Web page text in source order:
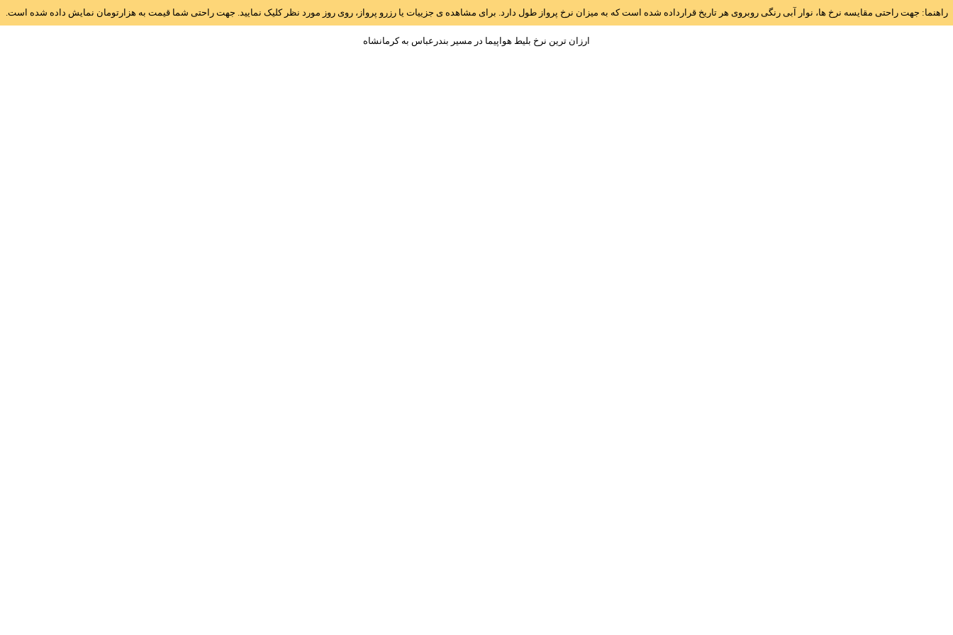
راهنما: جهت راحتی مقایسه نرخ ها، نوار آبی رنگی روبروی هر تاریخ قرارداده شده است که به میزان نرخ پرواز طول دارد. برای مشاهده ی جزییات یا رزرو پرواز، روی روز مورد نظر کلیک نمایید. جهت راحتی شما قیمت به هزارتومان نمایش داده شده است.
ارزان ترین نرخ بلیط هواپیما در مسیر بندرعباس به کرمانشاه